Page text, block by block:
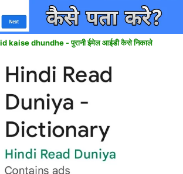
kaise dhundhe - पुरानी ईमेल आईडी कैसे निकाले